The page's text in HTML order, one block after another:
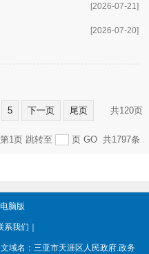
[2026-07-21]
[2026-07-20]
5 下一页 尾页 共120页
共1797条
跳转至 页 GO
第1页
电脑版
系我们 ｜
域名： 三亚市天涯区人民政府.政务